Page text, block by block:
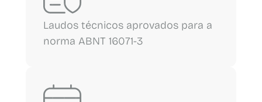
Laudos técnicos aprovados para a
norma ABNT 16071-3